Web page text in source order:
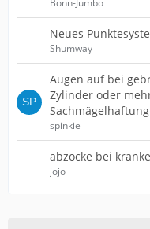
Bonn-Jumbo
Neues
Shumway
Augen auf bei
Zylinder oder
Sachmägelhaftung
spinkie
abzocke bei
jojo